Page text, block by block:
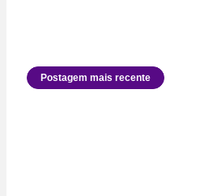
Postagem mais recente